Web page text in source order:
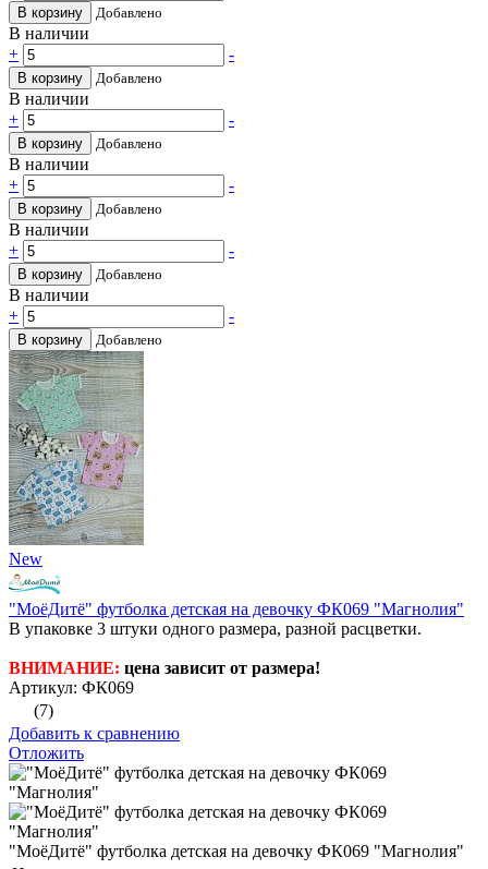
В корзину Добавлено
В наличии
+
-
В корзину Добавлено
В наличии
+
-
В корзину Добавлено
В наличии
+
-
В корзину Добавлено
В наличии
+
-
В корзину Добавлено
В наличии
+
-
В корзину Добавлено
New
"МоёДитё" футболка детская на девочку ФК069 "Магнолия"
В упаковке 3 штуки одного размера, разной расцветки.
ВНИМАНИЕ: цена зависит от размера!
Артикул: ФК069
(7)
Добавить к сравнению
Отложить
"МоёДитё" футболка детская на девочку ФК069 "Магнолия"